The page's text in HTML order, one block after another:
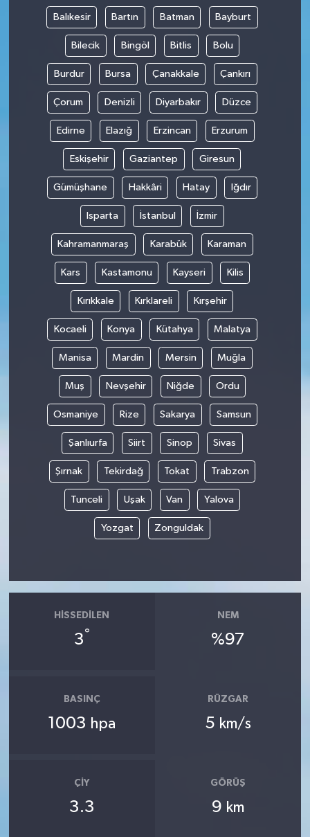
Balıkesir Bartın Batman Bayburt
Bilecik Bingöl Bitlis Bolu
Burdur Bursa Çanakkale Çankırı
Çorum Denizli Diyarbakır Düzce
Edirne Elazığ Erzincan Erzurum
Eskişehir Gaziantep Giresun
Gümüşhane Hakkâri Hatay Iğdır
Isparta İstanbul İzmir
Kahramanmaraş Karabük Karaman
Kars Kastamonu Kayseri Kilis
Kırıkkale Kırklareli Kırşehir
Kocaeli Konya Kütahya Malatya
Manisa Mardin Mersin Muğla
Muş Nevşehir Niğde Ordu
Osmaniye Rize Sakarya Samsun
Şanlıurfa Siirt Sinop Sivas
Şırnak Tekirdağ Tokat Trabzon
Tunceli Uşak Van Yalova
Yozgat Zonguldak
HISSEDILEN
3°
NEM
%97
BASINÇ
1003 hpa
RÜZGAR
5 km/s
ÇIY
3.3
GÖRÜŞ
9 km